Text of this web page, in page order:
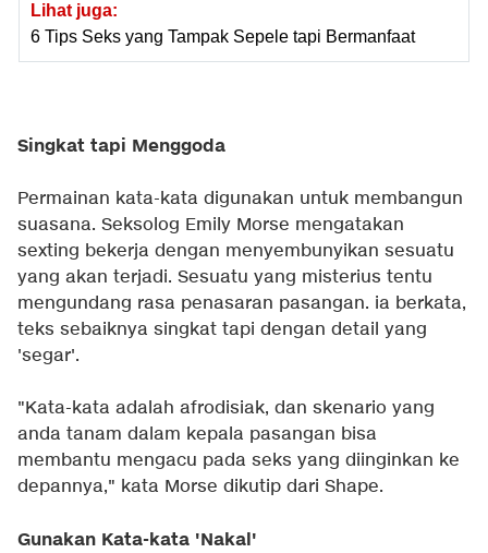
Lihat juga:
6 Tips Seks yang Tampak Sepele tapi Bermanfaat
Singkat tapi Menggoda
Permainan kata-kata digunakan untuk membangun
suasana. Seksolog Emily Morse mengatakan
sexting bekerja dengan menyembunyikan sesuatu
yang akan terjadi. Sesuatu yang misterius tentu
mengundang rasa penasaran pasangan. ia berkata,
teks sebaiknya singkat tapi dengan detail yang
'segar'.
"Kata-kata adalah afrodisiak, dan skenario yang
anda tanam dalam kepala pasangan bisa
membantu mengacu pada seks yang diinginkan ke
depannya," kata Morse dikutip dari Shape.
Gunakan Kata-kata 'Nakal'